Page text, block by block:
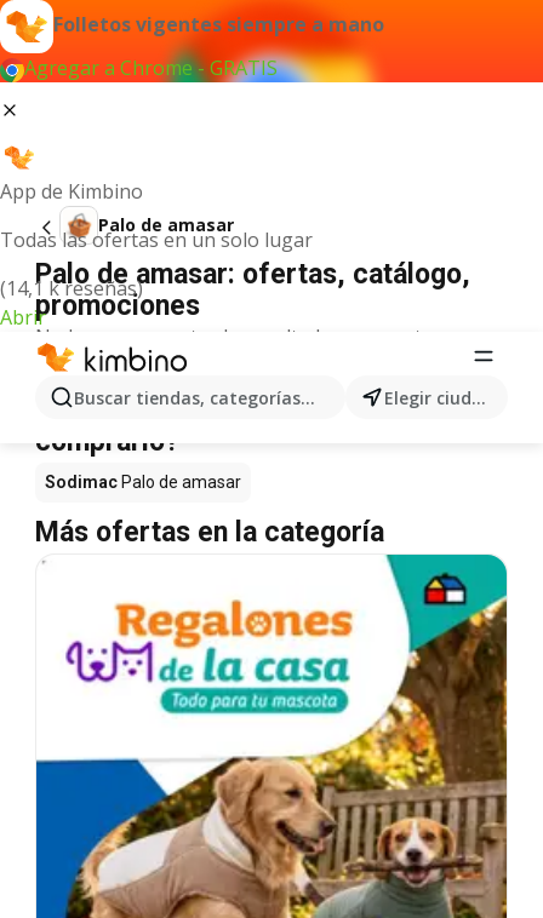
Folletos vigentes siempre a mano
Agregar a Chrome - GRATIS
App de Kimbino
Todas las ofertas en un solo lugar
(14,1 k reseñas)
Abrir
Buscar tiendas, categorías, productos... Elegir ciudad
Palo de amasar
Palo de amasar: ofertas, catálogo,
promociones
No hemos encontrado resultados para este
término.
Palo de amasar en oferta - ¿Dónde
comprarlo?
Sodimac Palo de amasar
Más ofertas en la categoría